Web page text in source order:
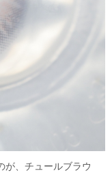
が、チュールブラウ